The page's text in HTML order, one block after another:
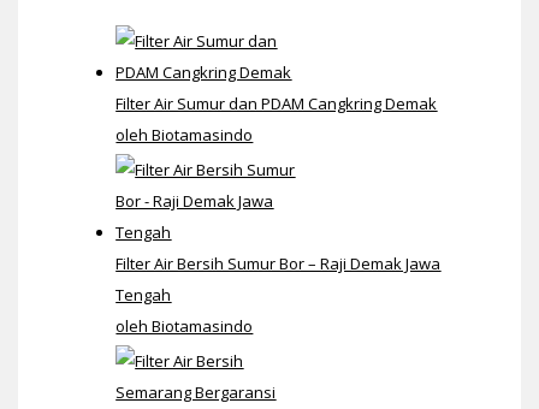
Filter Air Sumur dan PDAM Cangkring Demak
oleh Biotamasindo
Filter Air Bersih Sumur Bor – Raji Demak Jawa
Tengah
oleh Biotamasindo